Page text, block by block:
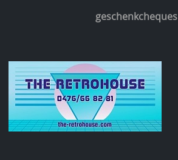
geschenkcheques